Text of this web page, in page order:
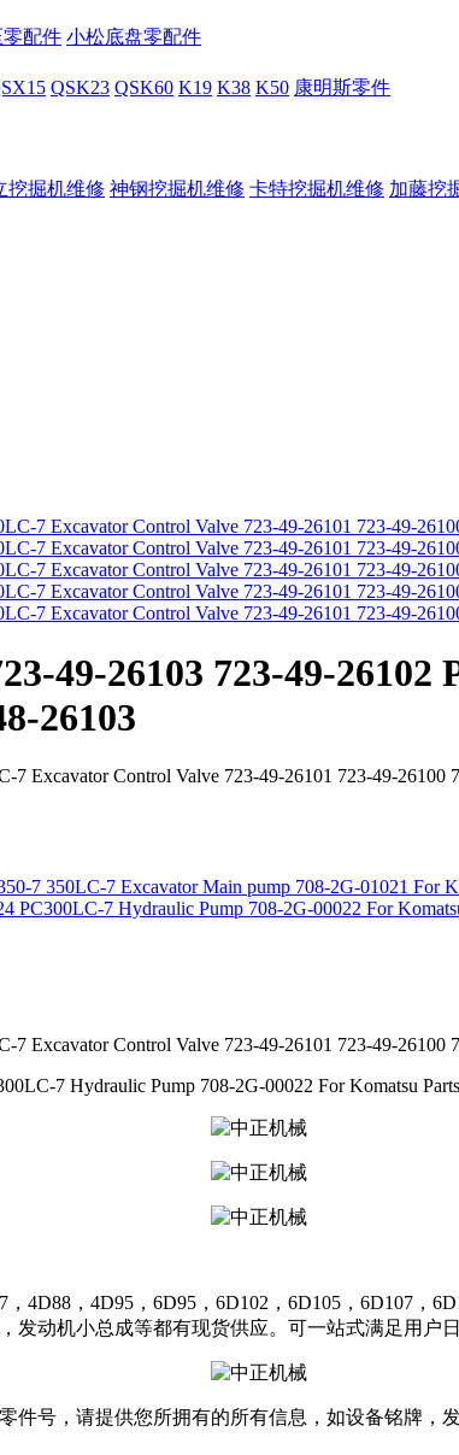
配件 小松底盘零配件
QSK23 QSK60 K19 K38 K50 康明斯零件
挖掘机维修 神钢挖掘机维修 卡特挖掘机维修 加藤挖
49-26103 723-49-
26103
Excavator Control Valve 723-49-26101 723-49-26100
7 350LC-7 Excavator Main pump 708-2G-01021 For
PC300LC-7 Hydraulic Pump 708-2G-00022 For
Excavator Control Valve 723-49-26101 723-49-26100
7 Hydraulic Pump 708-2G-00022 For Komatsu Parts
，4D95，6D95，6D102，6D105，6D107，
动机小总成等都有现货供应。可一站式满足用户
件号，请提供您所拥有的所有信息，如设备铭牌